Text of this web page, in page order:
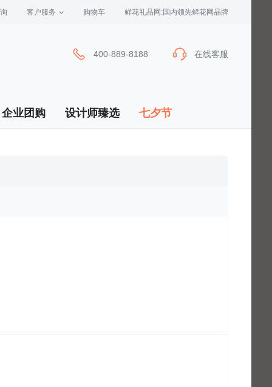
客户服务 购物车 鲜花礼品网:国内领先鲜花网品牌
400-889-8188 在线客服
企业团购 设计师臻选 七夕节